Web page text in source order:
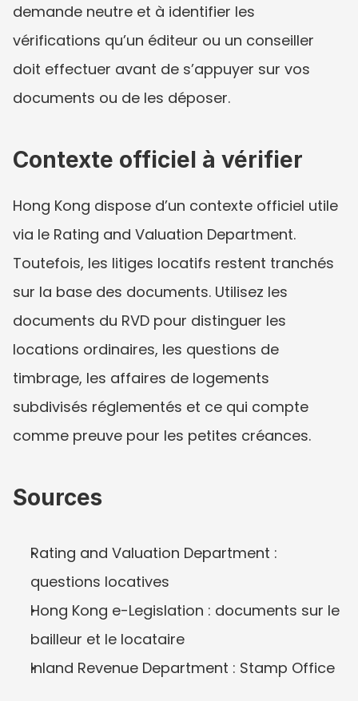
demande neutre et à identifier les
vérifications qu’un éditeur ou un conseiller
doit effectuer avant de s’appuyer sur vos
documents ou de les déposer.
Contexte officiel à vérifier
Hong Kong dispose d’un contexte officiel utile
via le Rating and Valuation Department.
Toutefois, les litiges locatifs restent tranchés
sur la base des documents. Utilisez les
documents du RVD pour distinguer les
locations ordinaires, les questions de
timbrage, les affaires de logements
subdivisés réglementés et ce qui compte
comme preuve pour les petites créances.
Sources
Rating and Valuation Department :
questions locatives
Hong Kong e-Legislation : documents sur le
bailleur et le locataire
Inland Revenue Department : Stamp Office